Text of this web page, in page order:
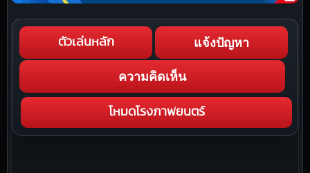
ตัวเล่นหลัก แจ้งปัญหา
ความคิดเห็น
โหมดโรงภาพยนตร์